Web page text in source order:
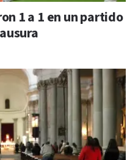
1 a 1 en un partido